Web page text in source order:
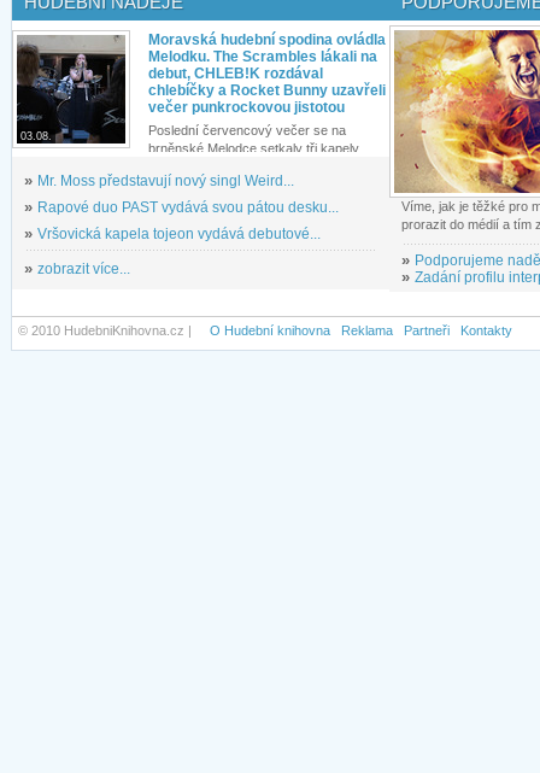
03.08.
Moravská hudební spodina ovládla
Melodku. The Scrambles lákali na
debut, CHLEB!K rozdával
chlebíčky a Rocket Bunny uzavřeli
večer punkrockovou jistotou
Poslední červencový večer se na
brněnské Melodce setkaly tři kapely...
» Mr. Moss představují nový singl Weird...
» Rapové duo PAST vydává svou pátou desku...
» Vršovická kapela tojeon vydává debutové...
» zobrazit více...
Víme, jak je těžké pro
prorazit do médií a tím
» Podporujeme
» Zadání profilu
© 2010 HudebniKnihovna.cz | O Hudební knihovna Reklama Partneři Kontakty